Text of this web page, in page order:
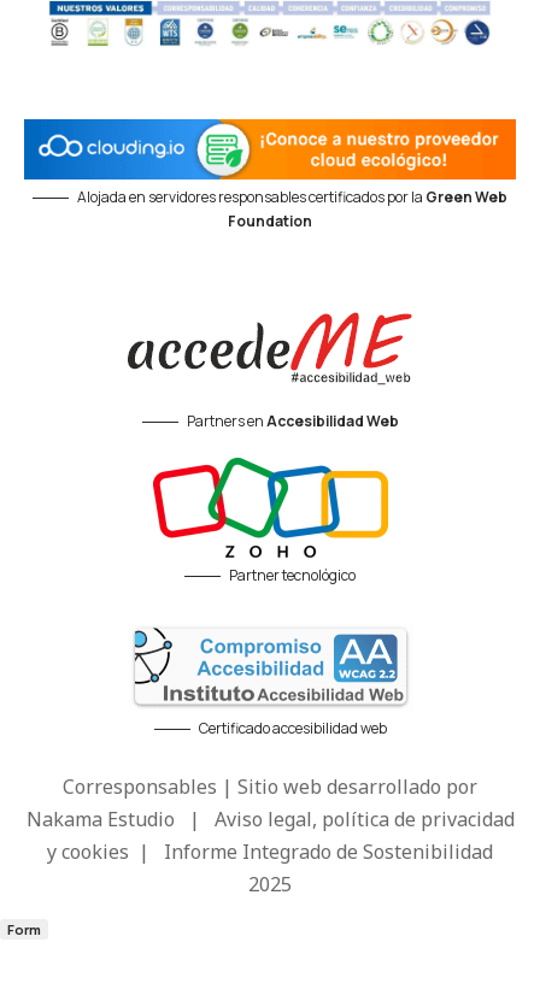
Alojada en servidores responsables certificados por la Green Web
Foundation
Partners enAccesibilidad Web
Partner tecnológico
Certificado accesibilidad web
Corresponsables | Sitio web desarrollado por
Nakama Estudio | Aviso legal, política de privacidad
y cookies | Informe Integrado de Sostenibilidad
2025
Form